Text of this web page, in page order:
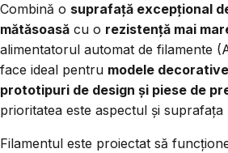
Combină o suprafață excepțional
mătăsoasă cu o rezistență mai
alimentatorul automat de filamente
face ideal pentru modele
prototipuri de design și piese de
prioritatea este aspectul și suprafața
Filamentul este proiectat să